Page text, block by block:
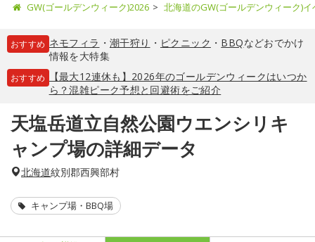
GW(ゴールデンウィーク)2026 北海道のGW(ゴールデンウィーク)
おすすめ ネモフィラ ・ 潮干狩り ・ ピクニック ・ BBQなどおでかけ
情報を大特集
おすすめ
【最大12連休も】2026年のゴールデンウィークはいつか
ら？混雑ピーク予想と回避術をご紹介
天塩岳道立自然公園ウエンシリキ
ャンプ場の詳細データ
北海道紋別郡西興部村
キャンプ場・BBQ場